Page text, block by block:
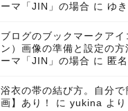
ーマ「JIN」の場合 に ゆ
ブログのブックマークアイ
ン）画像の準備と設定の
ーマ「JIN」の場合 に 匿名
浴衣の帯の結び方。自分で
画】あり！
に yukina より